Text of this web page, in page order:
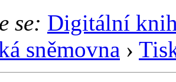
se: Digitální
sněmovna ›